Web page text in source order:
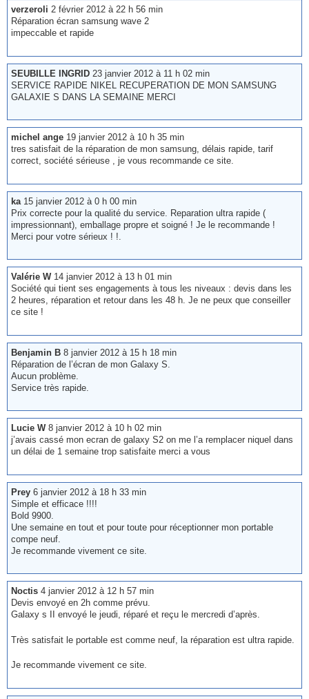
verzeroli 2 février 2012 à 22 h 56 min
Réparation écran samsung wave 2
impeccable et rapide
SEUBILLE INGRID 23 janvier 2012 à 11 h 02 min
SERVICE RAPIDE NIKEL RECUPERATION DE MON SAMSUNG
GALAXIE S DANS LA SEMAINE MERCI
michel ange 19 janvier 2012 à 10 h 35 min
tres satisfait de la réparation de mon samsung, délais rapide, tarif
correct, société sérieuse , je vous recommande ce site.
ka 15 janvier 2012 à 0 h 00 min
Prix correcte pour la qualité du service. Reparation ultra rapide (
impressionnant), emballage propre et soigné ! Je le recommande !
Merci pour votre sérieux ! !.
Valérie W 14 janvier 2012 à 13 h 01 min
Société qui tient ses engagements à tous les niveaux : devis dans les
2 heures, réparation et retour dans les 48 h. Je ne peux que conseiller
ce site !
Benjamin B 8 janvier 2012 à 15 h 18 min
Réparation de l’écran de mon Galaxy S.
Aucun problème.
Service très rapide.
Lucie W 8 janvier 2012 à 10 h 02 min
j’avais cassé mon ecran de galaxy S2 on me l’a remplacer niquel dans
un délai de 1 semaine trop satisfaite merci a vous
Prey 6 janvier 2012 à 18 h 33 min
Simple et efficace !!!!
Bold 9900.
Une semaine en tout et pour toute pour réceptionner mon portable
compe neuf.
Je recommande vivement ce site.
Noctis 4 janvier 2012 à 12 h 57 min
Devis envoyé en 2h comme prévu.
Galaxy s II envoyé le jeudi, réparé et reçu le mercredi d’après.
Très satisfait le portable est comme neuf, la réparation est ultra rapide.
Je recommande vivement ce site.